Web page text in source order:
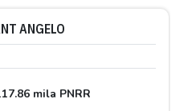
ANGELO
mila PNRR